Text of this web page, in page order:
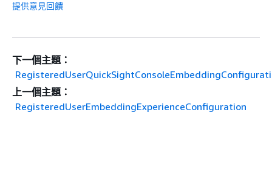
提供意見回饋
下一個主題：
上一個主題：
RegisteredUserEmbeddingExperienceConfiguration